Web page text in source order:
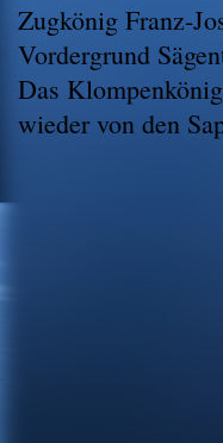
Zugkönig Franz-
Vordergrund
Das
wieder von den